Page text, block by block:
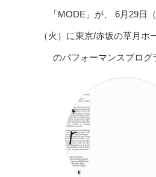
「MODE」が、 6月29日
（火）に東京/赤坂の草月ホ
のパフォーマンスプログ